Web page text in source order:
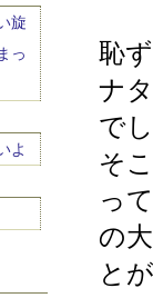
旋
っ
よ
恥
ナ
で
そ
っ
の
と